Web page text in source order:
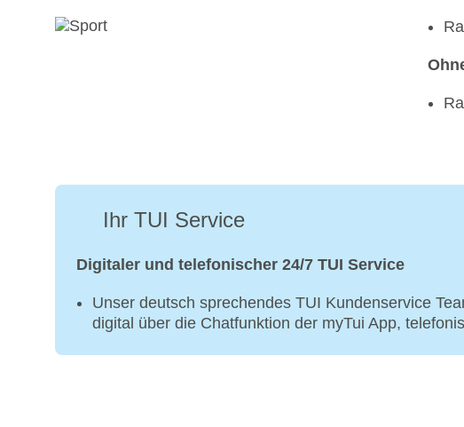
Ihr TUI Service
Digitaler und telefonischer 24/7 TUI Service
Unser deutsch sprechendes TUI Kundenservice
digital über die Chatfunktion der myTui App,